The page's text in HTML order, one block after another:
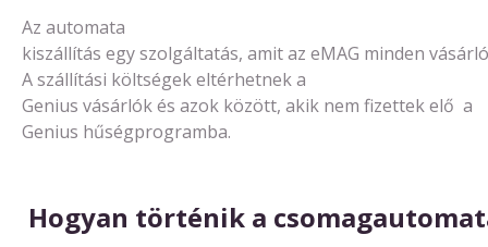
Az automata
kiszállítás egyszolgáltatás, amitaz eMAG minden vásárló
Aszállítási költségekeltérhetneka
Genius vásárlókés azok között, akik nem fizettekelő a
Genius hűségprogramba.
Hogyan történik a